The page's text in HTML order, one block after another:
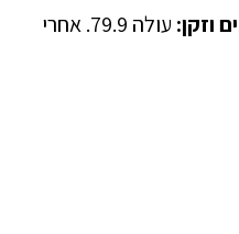
עולה 79.9. אחרי